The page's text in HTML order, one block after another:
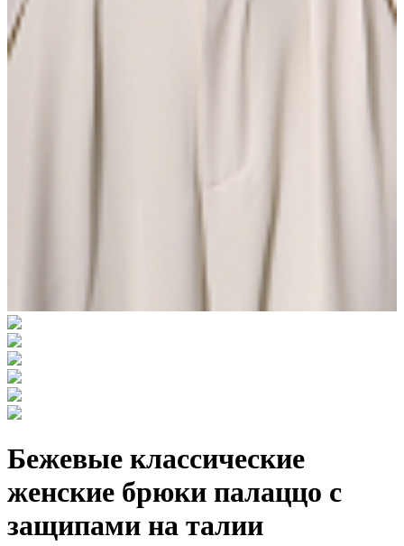
Бежевые классические
женские брюки палаццо с
защипами на талии